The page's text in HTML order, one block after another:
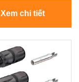
Xem chi tiết